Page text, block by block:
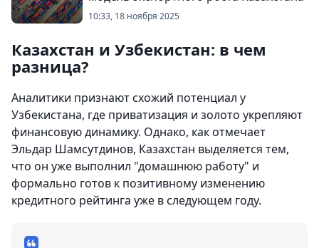
10:33, 18 ноября 2025
Казахстан и Узбекистан: в чем
разница?
Аналитики признают схожий потенциал у
Узбекистана, где приватизация и золото укрепляют
финансовую динамику. Однако, как отмечает
Эльдар Шамсутдинов, Казахстан выделяется тем,
что он уже выполнил "домашнюю работу" и
формально готов к позитивному изменению
кредитного рейтинга уже в следующем году.